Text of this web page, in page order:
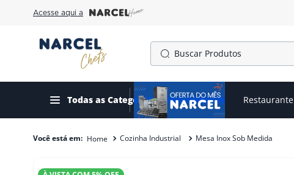
Acesse aqui a
Buscar Produtos
Todas as CategoriasOfertas do mês Restaurante
Cozinha Industrial Mesa Inox Sob Medida
1º
cafeteira
2º
freezer
3 º
gelopar